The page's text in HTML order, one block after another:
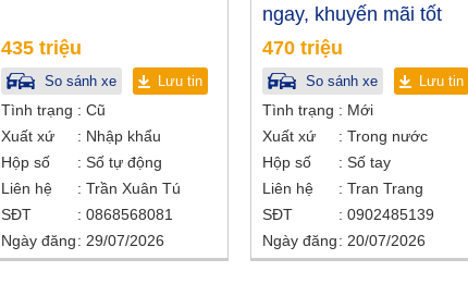
435 triệu
So sánh xe Lưu tin
Tình trạng
Cũ
Xuất xứ
Nhập khẩu
Hộp số
Số tự động
Liên hệ
Trần Xuân Tú
SĐT
0868568081
Ngày đăng
29/07/2026
ngay, khuyến mãi tốt
470 triệu
So sánh xe Lưu tin
Tình trạng
Mới
Xuất xứ
Trong nước
Hộp số
Số tay
Liên hệ
Tran Trang
SĐT
0902485139
Ngày đăng
20/07/2026